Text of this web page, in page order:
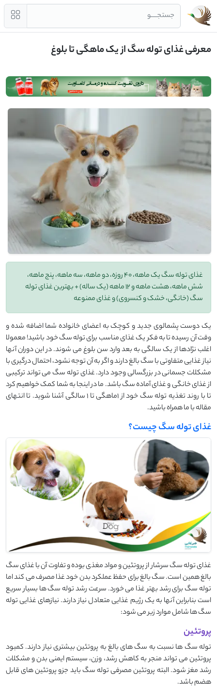
جستجــــو
معرفی غذای توله سگ از یک ماهگی تا بلوغ
غذای توله سگ یک ماهه، 40 روزه، دو ماهه، سه ماهه، پنج ماهه،
شش ماهه، هشت ماهه و 12 ماهه (یک ساله) + بهترین غذای توله
سگ (خانگی، خشک و کنسروی) و غذای ممنوعه
یک دوست پشمالوی جدید و کوچک به اعضای خانواده شما اضافه شده و
وقت آن رسیده تا به فکر یک غذای مناسب برای توله سگ خود باشید! معمولا
اغلب نژادها از یک سالگی به بعد وارد سن بلوغ می شوند. در این دوران آنها
نیاز غذایی متفاوتی با سگ بالغ دارند و اگر به آن توجه نشود، احتمال درگیری با
مشکلات جسمانی در بزرگسالی وجود دارد. غذای توله سگ می تواند ترکیبی
از غذای خانگی و غذای آماده سگ باشد. ما در اینجا به شما کمک خواهیم کرد
تا با روند تغذیه توله سگ خود از 1ماهگی تا 1 سالگی آشنا شوید. تا انتهای
مقاله با ما همراه باشید.
غذای توله سگ چیست؟
غذای توله سگ سرشار از پروتئین و مواد مغذی بوده و تفاوت آن با غذای سگ
بالغ همین است. سگ بالغ برای حفظ عملکرد بدن خود غذا مصرف می کند اما
توله سگ برای رشد بهتر غذا می خورد. سرعت رشد توله سگ ها بسیار سریع
است بنابراین آنها به یک رژیم غذایی متعادل نیاز دارند. نیازهای غذایی توله
سگ ها شامل موارد زیر می شود:
پروتئین
توله سگ ها نسبت به سگ های بالغ به پروتئین بیشتری نیاز دارند. کمبود
پروتئین می تواند منجر به کاهش رشد، وزن، سیستم ایمنی بدن و مشکلات
رشد مغز شود. البته پروتئین مصرفی توله سگ باید جزو پروتئین های قابل
هضم باشد.